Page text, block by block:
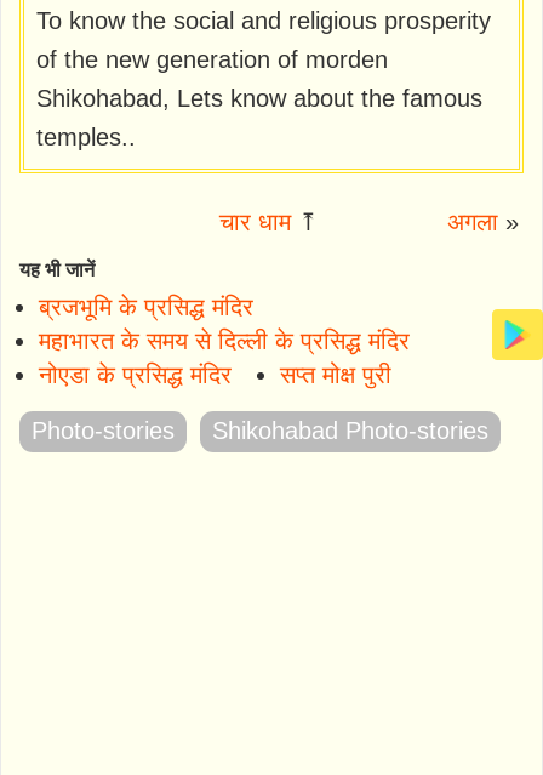
To know the social and religious prosperity
of the new generation of morden
Shikohabad, Lets know about the famous
temples..
चार धाम⤒ अगला»
यह भी जानें
ब्रजभूमि के प्रसिद्ध मंदिर
महाभारत के समय से दिल्ली के प्रसिद्ध मंदिर
नोएडा के प्रसिद्ध मंदिर
सप्त मोक्ष पुरी
Photo-stories Shikohabad Photo-stories